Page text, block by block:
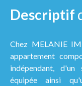
Descriptif
Chez MELANIE
appartement
indépendant, d'un
équipée ainsi